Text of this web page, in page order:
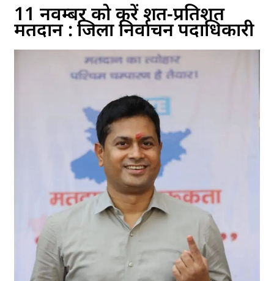
11 नवम्बर को करें शत-प्रतिशत
मतदान : जिला निर्वाचन पदाधिकारी